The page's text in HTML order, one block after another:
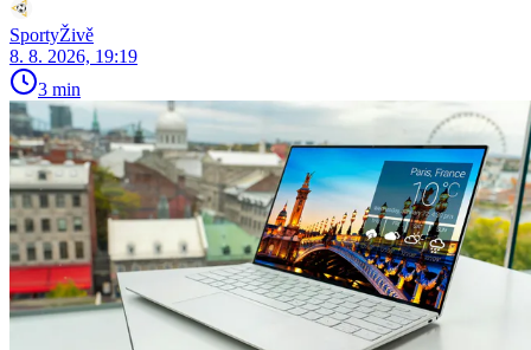
SportyŽivě
8. 8. 2026, 19:19
3 min